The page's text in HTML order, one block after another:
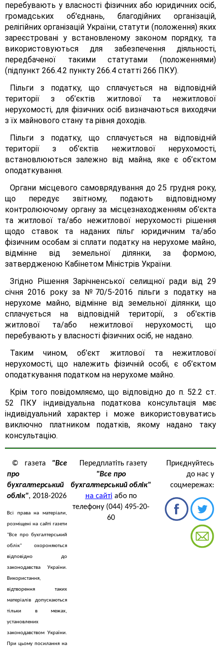
перебувають у власності фізичних або юридичних осіб,
громадських об'єднань, благодійних організацій,
релігійних організацій України, статути (положення) яких
зареєстровані у встановленому законом порядку, та
використовуються для забезпечення діяльності,
передбаченої такими статутами (положеннями)
(підпункт 266.4.2 пункту 266.4 статті 266 ПКУ).
Пільги з податку, що сплачується на відповідній
території з об’єктів житлової та нежитлової
нерухомості, для фізичних осіб визначаються виходячи
з їх майнового стану та рівня доходів.
Пільги з податку, що сплачується на відповідній
території з об’єктів нежитлової нерухомості,
встановлюються залежно від майна, яке є об’єктом
оподаткування.
Органи місцевого самоврядування до 25 грудня року,
що передує звітному, подають відповідному
контролюючому органу за місцезнаходженням об’єкта
та житлової та/або нежитлової нерухомості рішення
щодо ставок та наданих пільг юридичним та/або
фізичним особам зі сплати податку на нерухоме майно,
відмінне від земельної ділянки, за формою,
затвердженою Кабінетом Міністрів України.
Згідно Рішення Зарічненської селищної ради від 29
січня 2016 року за №70/5-2016 пільги з податку на
нерухоме майно, відмінне від земельної ділянки, що
сплачується на відповідній території, з об'єктів
житлової та/або нежитлової нерухомості, що
перебувають у власності фізичних осіб, не надано.
Таким чином, об’єкт житлової та нежитлової
нерухомості, що належить фізичній особі, є об’єктом
оподаткування податком на нерухоме майно.
Крім того повідомляємо, що відповідно до п. 52.2 ст.
52 ПКУ індивідуальна податкова консультація має
індивідуальний характер і може використовуватись
виключно платником податків, якому надано таку
консультацію.
© газета "Все
про
бухгалтерський
облік", 2018-2026
Всі права на матеріали,
розміщені на сайті газети
"Все про бухгалтерський
облік" охороняються
відповідно до
законодавства України.
Використання,
відтворення таких
матеріалів допускаються
тільки в межах,
установлених
законодавством України.
При цьому посилання на
Передплатіть газету
"Все про
бухгалтерський облік"
на сайті або по
телефону (044) 495-20-
60
Приєднуйтесь
до нас у
соцмережах: